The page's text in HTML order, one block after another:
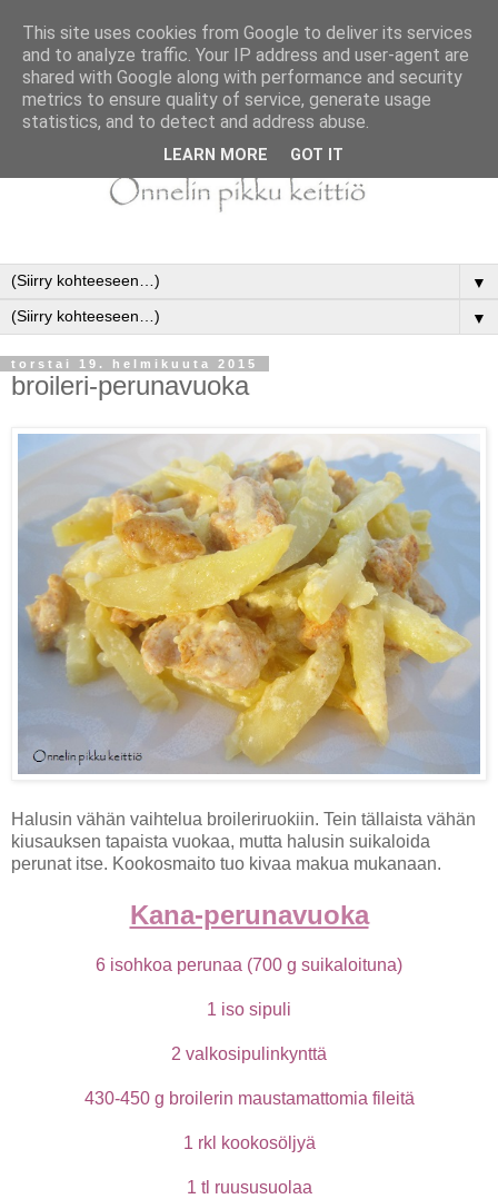
▼
▼
torstai 19. helmikuuta 2015
broileri-perunavuoka
Halusin vähän vaihtelua broileriruokiin. Tein tällaista vähän
kiusauksen tapaista vuokaa, mutta halusin suikaloida
perunat itse. Kookosmaito tuo kivaa makua mukanaan.
Kana-perunavuoka
6 isohkoa perunaa (700 g suikaloituna)
1 iso sipuli
2 valkosipulinkynttä
430-450 g broilerin maustamattomia fileitä
1 rkl kookosöljyä
1 tl ruususuolaa
This site uses cookies from Google to deliver its services
and to analyze traffic. Your IP address and user-agent are
shared with Google along with performance and security
metrics to ensure quality of service, generate usage
statistics, and to detect and address abuse.
LEARN MORE GOT IT